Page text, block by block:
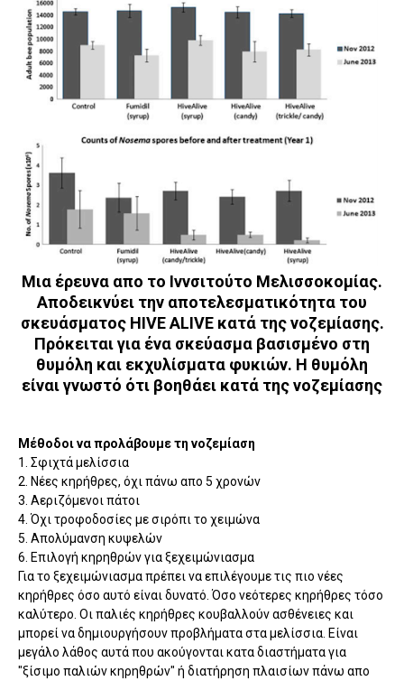
Μια έρευνα απο το Ιννσιτούτο Μελισσοκομίας.
Αποδεικνύει την αποτελεσματικότητα του
σκευάσματος HIVE ALIVE κατά της νοζεμίασης.
Πρόκειται για ένα σκεύασμα βασισμένο στη
θυμόλη και εκχυλίσματα φυκιών. Η θυμόλη
είναι γνωστό ότι βοηθάει κατά της νοζεμίασης
Μέθοδοι να προλάβουμε τη νοζεμίαση
1. Σφιχτά μελίσσια
2. Νέες κηρήθρες, όχι πάνω απο 5 χρονών
3. Αεριζόμενοι πάτοι
4. Όχι τροφοδοσίες με σιρόπι το χειμώνα
5. Απολύμανση κυψελών
6. Επιλογή κηρηθρών για ξεχειμώνιασμα
Για το ξεχειμώνιασμα πρέπει να επιλέγουμε τις πιο νέες
κηρήθρες όσο αυτό είναι δυνατό. Όσο νεότερες κηρήθρες τόσο
καλύτερο. Οι παλιές κηρήθρες κουβαλλούν ασθένειες και
μπορεί να δημιουργήσουν προβλήματα στα μελίσσια. Είναι
μεγάλο λάθος αυτά που ακούγονται κατα διαστήματα για
"ξίσιμο παλιών κηρηθρών" ή διατήρηση πλαισίων πάνω απο